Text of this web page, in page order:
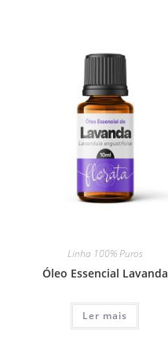
Linha 100% Puros
Óleo Essencial Lavanda
Ler mais